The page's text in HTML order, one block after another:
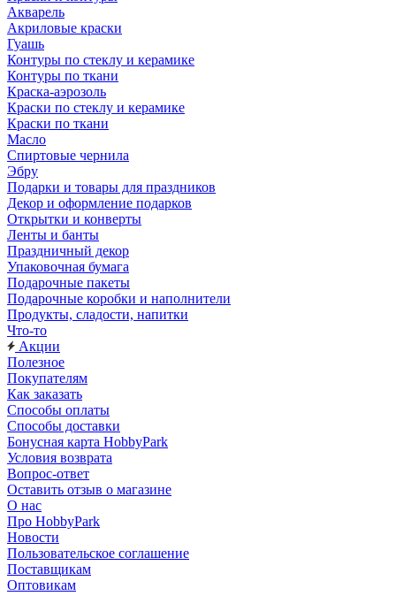
Акварель
Акриловые краски
Гуашь
Контуры по стеклу и керамике
Контуры по ткани
Краска-аэрозоль
Краски по стеклу и керамике
Краски по ткани
Масло
Спиртовые чернила
Эбру
Подарки и товары для праздников
Декор и оформление подарков
Открытки и конверты
Ленты и банты
Праздничный декор
Упаковочная бумага
Подарочные пакеты
Подарочные коробки и наполнители
Продукты, сладости, напитки
Что-то
Акции
Полезное
Покупателям
Как заказать
Способы оплаты
Способы доставки
Бонусная карта HobbyPark
Условия возврата
Вопрос-ответ
Оставить отзыв о магазине
О нас
Про HobbyPark
Новости
Пользовательское соглашение
Поставщикам
Оптовикам